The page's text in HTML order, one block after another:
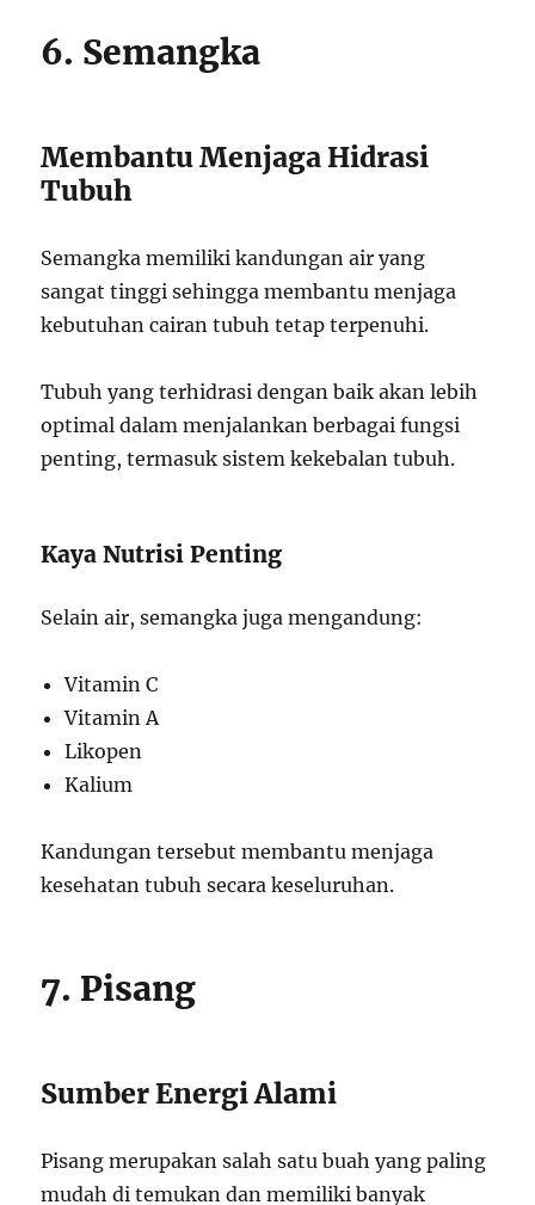
6. Semangka
Membantu Menjaga Hidrasi
Tubuh
Semangka memiliki kandungan air yang
sangat tinggi sehingga membantu menjaga
kebutuhan cairan tubuh tetap terpenuhi.
Tubuh yang terhidrasi dengan baik akan lebih
optimal dalam menjalankan berbagai fungsi
penting, termasuk sistem kekebalan tubuh.
Kaya Nutrisi Penting
Selain air, semangka juga mengandung:
Vitamin C
Vitamin A
Likopen
Kalium
Kandungan tersebut membantu menjaga
kesehatan tubuh secara keseluruhan.
7. Pisang
Sumber Energi Alami
Pisang merupakan salah satu buah yang paling
mudah di temukan dan memiliki banyak